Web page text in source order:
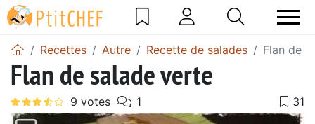
Recettes Autre Recette de salades Flan de
Flan de salade verte